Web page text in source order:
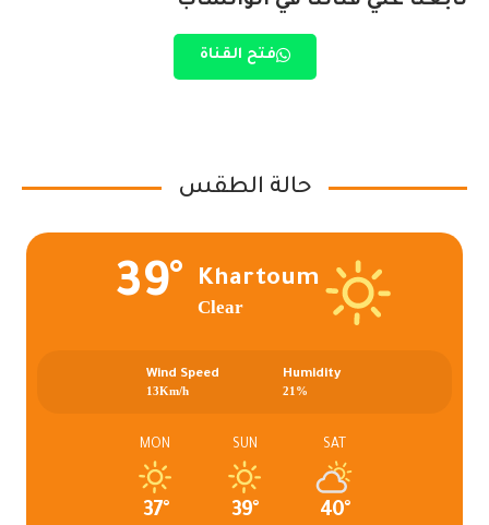
فتح القناة
حالة الطقس
Khartoum
Clear
39°
Humidity
21%
Wind Speed
13Km/h
SAT
40°
SUN
39°
MON
37°